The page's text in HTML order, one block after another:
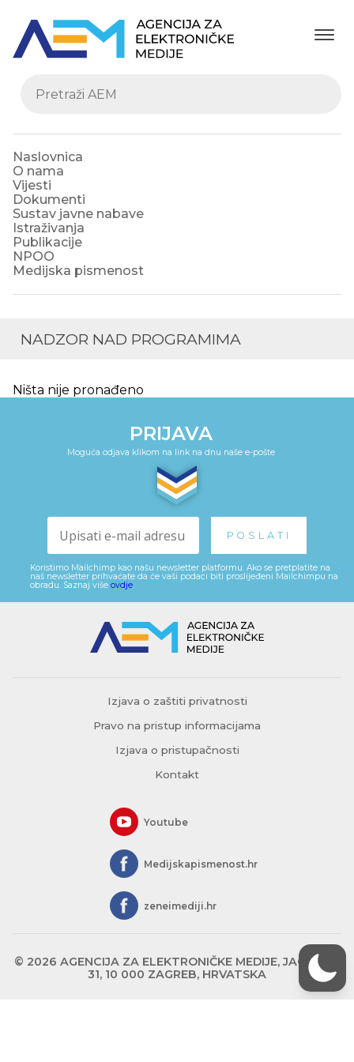
Naslovnica
O nama
Vijesti
Dokumenti
Sustav javne nabave
Istraživanja
Publikacije
NPOO
Medijska pismenost
NADZOR NAD PROGRAMIMA
Ništa nije pronađeno
PRIJAVA
Moguća odjava klikom na link na dnu naše e-pošte
Koristimo Mailchimp kao našu newsletter platformu. Ako se pretplatite na
naš newsletter prihvaćate da će vaši podaci biti proslijeđeni Mailchimpu na
obradu. Saznaj više ovdje.
Izjava o zaštiti privatnosti
Pravo na pristup informacijama
Izjava o pristupačnosti
Kontakt
Youtube
Medijskapismenost.hr
zeneimediji.hr
© 2026 AGENCIJA ZA ELEKTRONIČKE MEDIJE, JAGIĆEVA
31, 10 000 ZAGREB, HRVATSKA